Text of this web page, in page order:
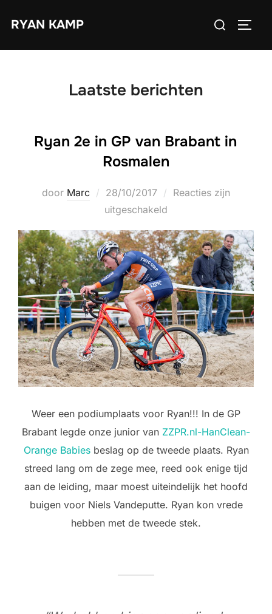
naarRYAN KAMP
Zoek
Laatste berichten
Ryan 2e in GP van Brabant in
Rosmalen
door Marc
Geplaatst
op
28/10/2017
Reacties zijn
uitgeschakeld
Weer een podiumplaats voor Ryan!!! In de GP
Brabant legde onze junior van ZZPR.nl-HanClean-
Orange Babiesbeslag op de tweede plaats. Ryan
streed lang om de zege mee, reed ook enige tijd
aan de leiding, maar moest uiteindelijk het hoofd
buigen voor Niels Vandeputte. Ryan kon vrede
hebben met de tweede stek.